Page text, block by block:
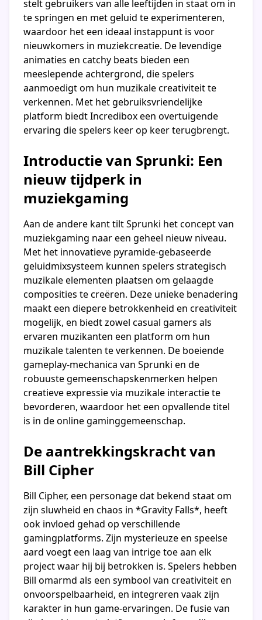
stelt gebruikers van alle leeftijden in staat om in
te springen en met geluid te experimenteren,
waardoor het een ideaal instappunt is voor
nieuwkomers in muziekcreatie. De levendige
animaties en catchy beats bieden een
meeslepende achtergrond, die spelers
aanmoedigt om hun muzikale creativiteit te
verkennen. Met het gebruiksvriendelijke
platform biedt Incredibox een overtuigende
ervaring die spelers keer op keer terugbrengt.
Introductie van Sprunki: Een
nieuw tijdperk in
muziekgaming
Aan de andere kant tilt Sprunki het concept van
muziekgaming naar een geheel nieuw niveau.
Met het innovatieve pyramide-gebaseerde
geluidmixsysteem kunnen spelers strategisch
muzikale elementen plaatsen om gelaagde
composities te creëren. Deze unieke benadering
maakt een diepere betrokkenheid en creativiteit
mogelijk, en biedt zowel casual gamers als
ervaren muzikanten een platform om hun
muzikale talenten te verkennen. De boeiende
gameplay-mechanica van Sprunki en de
robuuste gemeenschapskenmerken helpen
creatieve expressie via muzikale interactie te
bevorderen, waardoor het een opvallende titel
is in de online gaminggemeenschap.
De aantrekkingskracht van
Bill Cipher
Bill Cipher, een personage dat bekend staat om
zijn sluwheid en chaos in *Gravity Falls*, heeft
ook invloed gehad op verschillende
gamingplatforms. Zijn mysterieuze en speelse
aard voegt een laag van intrige toe aan elk
project waar hij bij betrokken is. Spelers hebben
Bill omarmd als een symbool van creativiteit en
onvoorspelbaarheid, en integreren vaak zijn
karakter in hun game-ervaringen. De fusie van